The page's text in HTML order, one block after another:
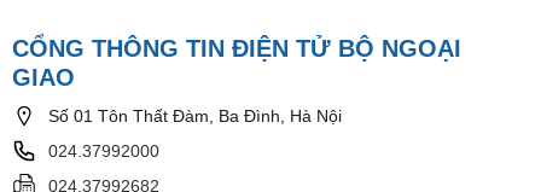
CỔNG THÔNG TIN ĐIỆN TỬ BỘ NGOẠI
GIAO
Số 01 Tôn Thất Đàm, Ba Đình, Hà Nội
024.37992000
024.37992682